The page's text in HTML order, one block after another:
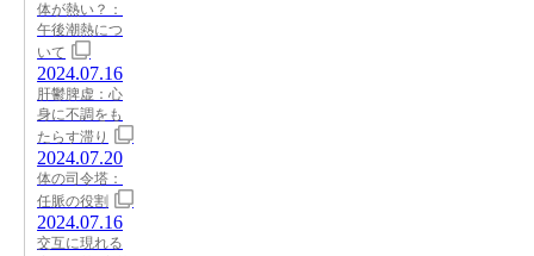
体が熱い？：
午後潮熱につ
いて
2024.07.16
肝鬱脾虚：心
身に不調をも
たらす滞り
2024.07.20
体の司令塔：
任脈の役割
2024.07.16
交互に現れる